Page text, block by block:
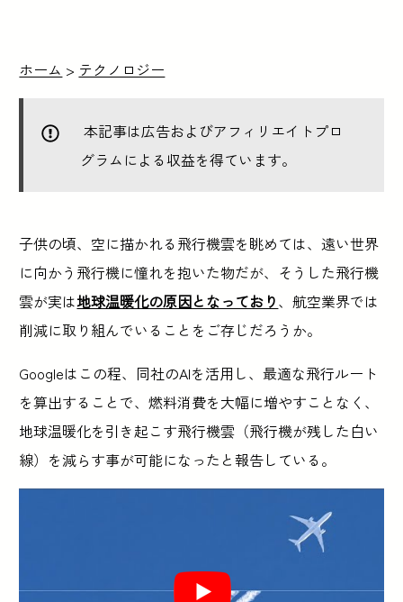
ホーム > テクノロジー
本記事は広告およびアフィリエイトプロ
グラムによる収益を得ています。
子供の頃、空に描かれる飛行機雲を眺めては、遠い世界
に向かう飛行機に憧れを抱いた物だが、そうした飛行機
雲が実は地球温暖化の原因となっており、航空業界では
削減に取り組んでいることをご存じだろうか。
Googleはこの程、同社のAIを活用し、最適な飛行ルート
を算出することで、燃料消費を大幅に増やすことなく、
地球温暖化を引き起こす飛行機雲（飛行機が残した白い
線）を減らす事が可能になったと報告している。